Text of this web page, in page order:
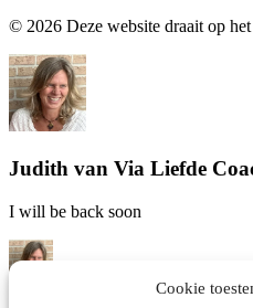
Cookie
© 2026 Deze website draait op het
Judith van Via Liefde
I will be back soon
Hallo! Judith van Via Liefde